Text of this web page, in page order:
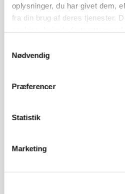
oplysninger, du har givet dem,
fra din brug af deres tjenester.
Nødvendig
Præferencer
Statistik
Marketing
KULTUR
Største Manitou fik
snurre igen